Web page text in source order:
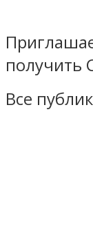
получить
Все